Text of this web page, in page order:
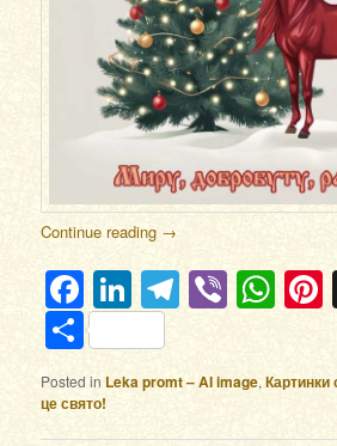
Continue reading →
Facebook
LinkedInViber
Отправить
Posted in Leka promt – AI image,Картинки
це свято!